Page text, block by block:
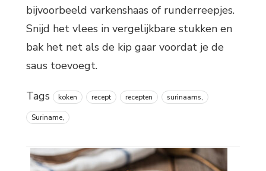
bijvoorbeeld varkenshaas of runderreepjes.
Snijd het vlees in vergelijkbare stukken en
bak het net als de kip gaar voordat je de
saus toevoegt.
Tags koken recept recepten surinaams,
Suriname,